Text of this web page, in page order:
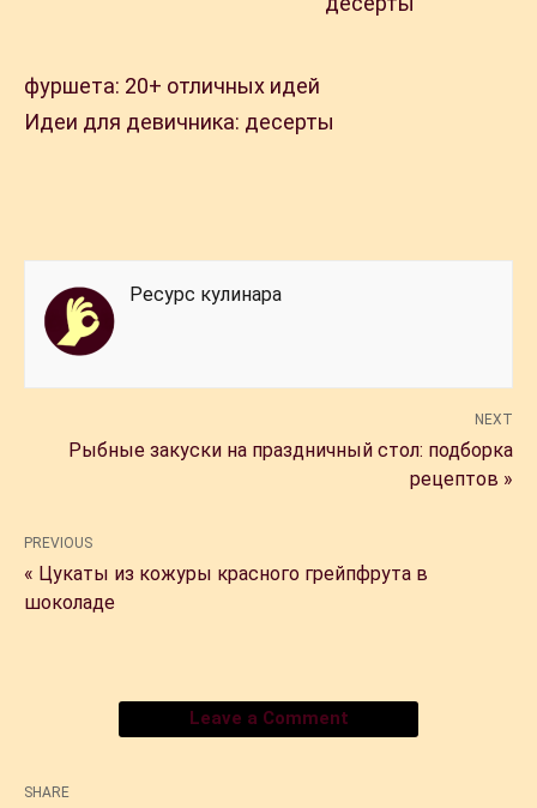
фуршета: 20+ отличных идей
Идеи для девичника: десерты
Ресурс кулинара
NEXT
Рыбные закуски на праздничный стол: подборка
рецептов »
PREVIOUS
« Цукаты из кожуры красного грейпфрута в
шоколаде
Leave a Comment
SHARE